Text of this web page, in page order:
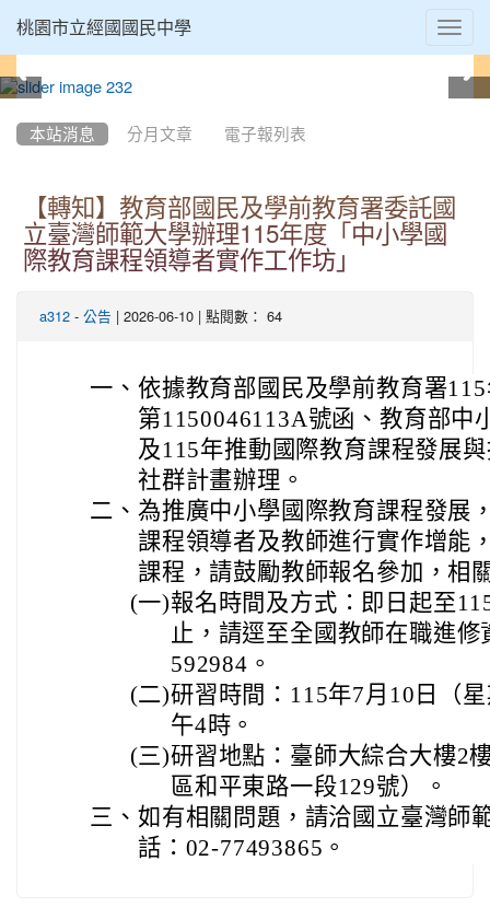
桃園市立經國國民中學
本站消息 分月文章 電子報列表
【轉知】教育部國民及學前教育署委託國
立臺灣師範大學辦理115年度「中小學國
際教育課程領導者實作工作坊」
a312 - 公告 | 2026-06-10 | 點閱數： 64
一、 依據教育部國民及學前教育署
第1150046113A號函、教育部中
及115年推動國際教育課程發展
社群計畫辦理。
二、 為推廣中小學國際教育課程發展
課程領導者及教師進行實作增能
課程，請鼓勵教師報名參加，相
(一)報名時間及方式：即日起至
止，請逕至全國教師在職進
592984。
(二)研習時間：115年7月10日（
午4時。
(三)研習地點：臺師大綜合大樓2
區和平東路一段129號）。
三、 如有相關問題，請洽國立臺灣師
話：02-77493865。